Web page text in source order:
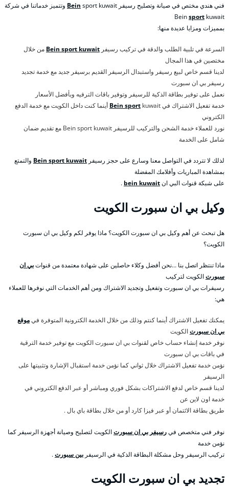
فني هندي مختص في صيانة وتصليح رسيفر
Bein sport kuwait وتتميز خدماتنا في شركة
Beinsport kuwait
بمميزات ومزايا عديدة منها:
السرعة في تلبية الطلب والدقة في تركيب رسيفر Bein sport kuwait من خلال
مختصين في هذا المجال
لدينا قسم خاص لبيع رسيفر واستبدال الرسيفر القديم برسيفر جديد مع خدمة تجديد
رسيفر بي ان سبورت
نعمل على توفير بطاقة الذكية للرسيفر وتوفير باقات الترفيه وبأفضل الأسعار
خدمة تفعيل الاشتراك في
Bein sport kuwait أينما كنت داخل الكويت مع خدمة الدفع
الكتروني
نورد للعملاء خدمة الشحن والتركيب للرسيفر Bein sport kuwait مع تقديم ضمان
شامل على الخدمة
لذلك لا تتردد في التواصل معنا وسارع على حجز رسيفر Bein sport kuwait والتمتع
بمشاهدة المباريات وأفلامك المفضلة
على شبكة قنوات البي انbein kuwait
.
وكيل بي ان سبورت الكويت
هل تبحث عن أهم وكيل بي ان سبورت الكويت؟ ماذا يوفر لكم وكيل بي ان سبورت
الكويت؟
ماذا تنتظر اتصل بنا …نحن أفضل وكلاء حاصلين على شهادة معتمدة من قنواتبي ان
سبورتالكويت لتركيب
رسيفرات بي ان سبورت وتفعيل وتجديد الاشتراك ومن أهم الخدمات التي نوفرها للعملاء
هي:
يمكنك تفعيل الاشتراك أينما كنتم وذلك من خلال الخدمة الكترونية المتوفرة فيموقع
بي ان سبورتالكويت
نوفر خدمة إنشاء حساب خاص لقنوات بي ان سبورت الكويت مع توفير خدمة الترقية
في باقات بي ان سبورت
نؤمن خدمة تفعيل الاشتراك خلال ثواني كما نؤمن خدمة استقبال الإشارة وتثبيتها على
الرسيفر
لدينا قسم خاص لدفع الاشتراكات بشكل فوري ومباشر أو عبر الدفع الكتروني في
خدمة اون لاين عن
طريق بطاقة الائتمان أو عبر فيزا كارد أو من خلال بطاقة باي بال .
نوفر فني متخصص فيرسيفر بي ان سبورتالكويت لتصليح وصيانة أجهزة الرسيفر كما
نؤمن خدمة
تركيب الرسيفر وحل مشكلة البطاقة الذكية في الرسيفر بين سبورت.
تجديد بي ان سبورت الكويت